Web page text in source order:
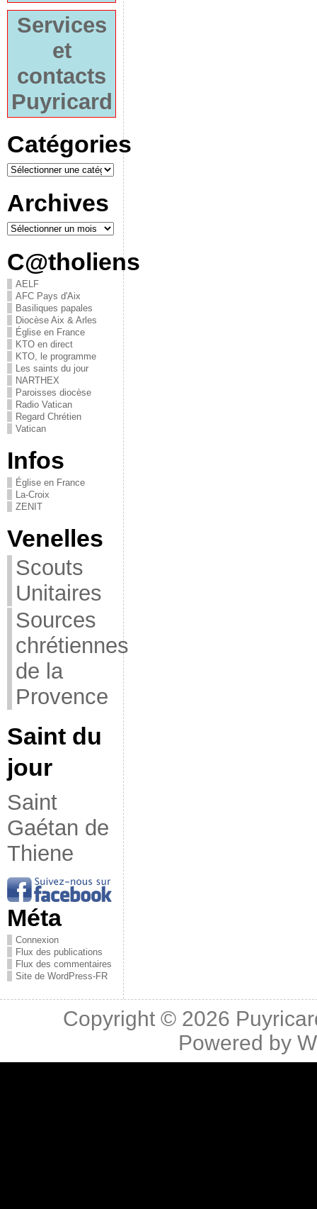
Services
et
contacts
Puyricard
Catégories
Archives
C@tholiens
AELF
AFC Pays d'Aix
Basiliques papales
Diocèse Aix & Arles
Église en France
KTO en direct
KTO, le programme
Les saints du jour
NARTHEX
Paroisses diocèse
Radio Vatican
Regard Chrétien
Vatican
Infos
Église en France
La-Croix
ZENIT
Venelles
Scouts
Unitaires
Sources
chrétiennes
de la
Provence
Saint du
jour
Saint
Gaétan de
Thiene
Méta
Connexion
Flux des publications
Flux des commentaires
Site de WordPress-FR
Copyright © 2026
Powered by